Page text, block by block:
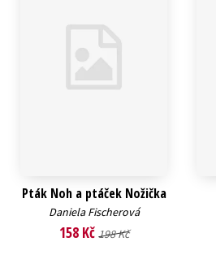
Pták Noh a ptáček Nožička
Daniela Fischerová
158 Kč 198 Kč